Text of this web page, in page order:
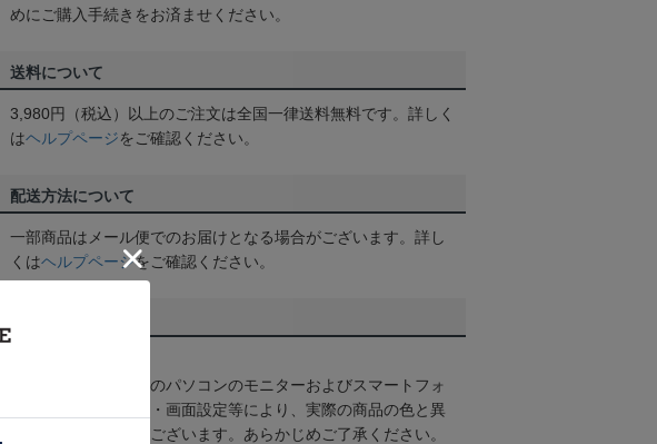
めにご購入手続きをお済ませください。
送料について
3,980円（税込）以上のご注文は全国一律送料無料です。詳しく
はヘルプページをご確認ください。
配送方法について
一部商品はメール便でのお届けとなる場合がございます。詳し
くはヘルプページをご確認ください。
商品画像は、お使いのパソコンのモニターおよびスマートフォ
ンのメーカー・機種・画面設定等により、実際の商品の色と異
なって見える場合がございます。あらかじめご了承ください。